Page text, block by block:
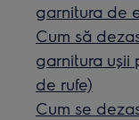
garnitura de
Cum să
garnitura
de rufe)
Cum se